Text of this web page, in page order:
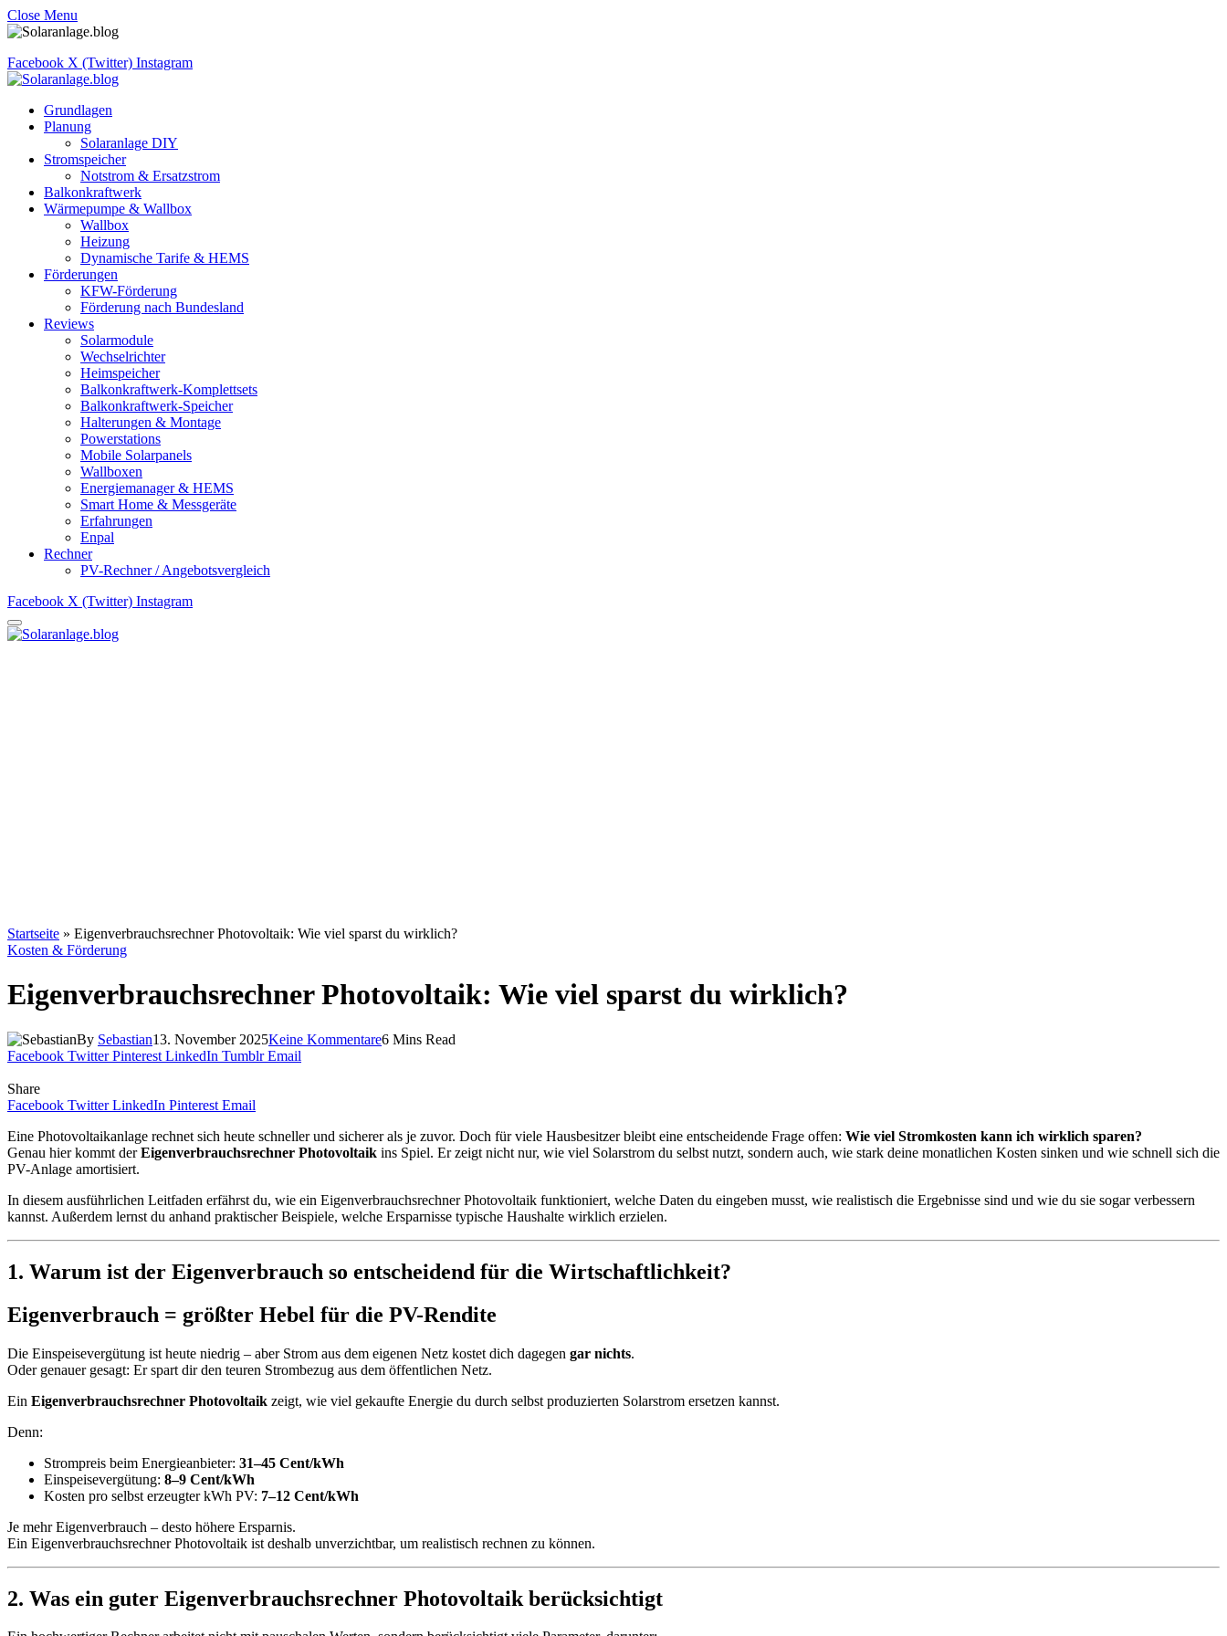
Close Menu
Facebook X (Twitter) Instagram
Grundlagen
Planung
Solaranlage DIY
Stromspeicher
Notstrom & Ersatzstrom
Balkonkraftwerk
Wärmepumpe & Wallbox
Wallbox
Heizung
Dynamische Tarife & HEMS
Förderungen
KFW-Förderung
Förderung nach Bundesland
Reviews
Solarmodule
Wechselrichter
Heimspeicher
Balkonkraftwerk-Komplettsets
Balkonkraftwerk-Speicher
Halterungen & Montage
Powerstations
Mobile Solarpanels
Wallboxen
Energiemanager & HEMS
Smart Home & Messgeräte
Erfahrungen
Enpal
Rechner
PV-Rechner / Angebotsvergleich
Facebook X (Twitter) Instagram
Startseite » Eigenverbrauchsrechner Photovoltaik: Wie viel sparst du wirklich?
Kosten & Förderung
Eigenverbrauchsrechner Photovoltaik: Wie viel sparst du wirklich?
By Sebastian13. November 2025Keine Kommentare6 Mins Read
Facebook Twitter Pinterest LinkedIn Tumblr Email
Share
Facebook Twitter LinkedIn Pinterest Email
Eine Photovoltaikanlage rechnet sich heute schneller und sicherer als je zuvor. Doch für viele Hausbesitzer bleibt eine entscheidende Frage offen: Wie viel Stromkosten kann ich wirklich sparen?
Genau hier kommt derEigenverbrauchsrechner Photovoltaik ins Spiel. Er zeigt nicht nur, wie viel Solarstrom du selbst nutzt, sondern auch, wie stark deine monatlichen Kosten sinken und wie schnell sich die
PV-Anlage amortisiert.
In diesem ausführlichen Leitfaden erfährst du, wie ein Eigenverbrauchsrechner Photovoltaik funktioniert, welche Daten du eingeben musst, wie realistisch die Ergebnisse sind und wie du sie sogar verbessern
kannst. Außerdem lernst du anhand praktischer Beispiele, welche Ersparnisse typische Haushalte wirklich erzielen.
1. Warum ist der Eigenverbrauch so entscheidend für die Wirtschaftlichkeit?
Eigenverbrauch = größter Hebel für die PV-Rendite
Die Einspeisevergütung ist heute niedrig – aber Strom aus dem eigenen Netz kostet dich dagegen gar nichts.
Oder genauer gesagt: Er spart dir den teuren Strombezug aus dem öffentlichen Netz.
Ein Eigenverbrauchsrechner Photovoltaik zeigt, wie viel gekaufte Energie du durch selbst produzierten Solarstrom ersetzen kannst.
Denn:
Strompreis beim Energieanbieter: 31–45 Cent/kWh
Einspeisevergütung: 8–9 Cent/kWh
Kosten pro selbst erzeugter kWh PV: 7–12 Cent/kWh
Je mehr Eigenverbrauch – desto höhere Ersparnis.
Ein Eigenverbrauchsrechner Photovoltaik ist deshalb unverzichtbar, um realistisch rechnen zu können.
2. Was ein guter Eigenverbrauchsrechner Photovoltaik berücksichtigt